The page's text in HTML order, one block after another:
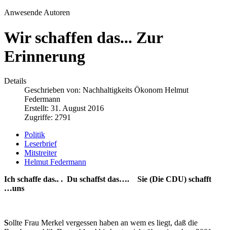
Anwesende Autoren
Wir schaffen das... Zur
Erinnerung
Details
Geschrieben von: Nachhaltigkeits Ökonom Helmut
Federmann
Erstellt: 31. August 2016
Zugriffe: 2791
Politik
Leserbrief
Mitstreiter
Helmut Federmann
Ich schaffe das.. . Du schaffst das…. Sie (Die CDU) schafft
…uns
Sollte Frau Merkel vergessen haben an wem es liegt, daß die